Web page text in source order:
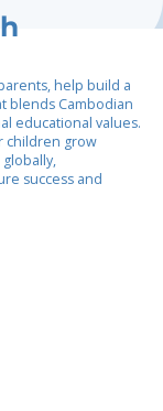
help build a
blends Cambodian
educational values.
children grow
globally,
success and